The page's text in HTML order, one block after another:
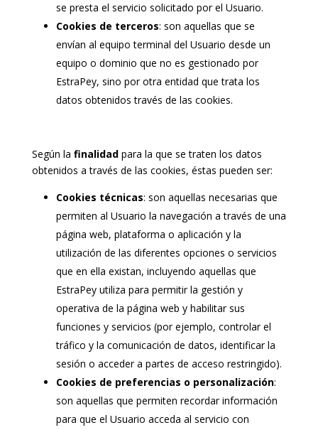
se presta el servicio solicitado por el Usuario.
Cookies de terceros: son aquellas que se
envían al equipo terminal del Usuario desde un
equipo o dominio que no es gestionado por
EstraPey, sino por otra entidad que trata los
datos obtenidos través de las cookies.
Según la finalidadpara la que se traten los datos
obtenidos a través de las cookies, éstas pueden ser:
Cookies técnicas: son aquellas necesarias que
permiten al Usuario la navegación a través de una
página web, plataforma o aplicación y la
utilización de las diferentes opciones o servicios
que en ella existan, incluyendo aquellas que
EstraPey utiliza para permitir la gestión y
operativa de la página web y habilitar sus
funciones y servicios (por ejemplo, controlar el
tráfico y la comunicación de datos, identificar la
sesión o acceder a partes de acceso restringido).
Cookies de preferencias o personalización:
son aquellas que permiten recordar información
para que el Usuario acceda al servicio con